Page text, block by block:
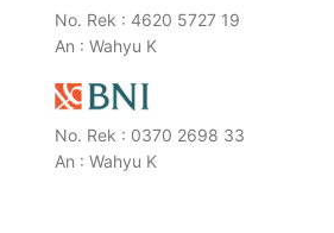
No. Rek : 4620 5727 19
An : Wahyu K
No. Rek : 0370 2698 33
An : Wahyu K